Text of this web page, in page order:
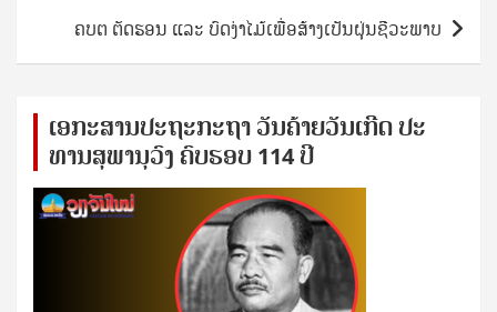
ຄບຕ ຕັດຮອນ ແລະ ບົດງ່າໄມ້ເພື່ອສ້າງເປັນຝຸ່ນຊີວະພາບ
ເອ​ກະ​ສານ​ປະ​ຖະ​ກະ​ຖ​າ ວັນ​ຄ້າຍ​ວັນ​ເກີດ ປ​ະ​
ທານ​ສຸ​ພາ​ນຸ​ວົງ ຄົບ​ຮອບ 114 ປີ